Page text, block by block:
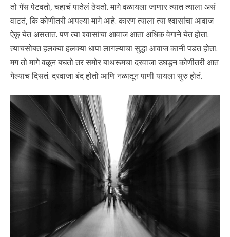
तो गॅस पेटवतो, चहाचं पातेलं ठेवतो. मागे वळायला जाणार त्यात त्याला असं
वाटतं, कि कोणीतरी आपल्या मागे आहे. कारण त्याला त्या श्वासांचा आवाज
ऐकू येत असतात. पण त्या श्वासांचा आवाज आता अधिक वेगाने येत होता.
त्याचसोबत हलक्या हलक्या धापा लागल्याचा सुद्धा आवाज कानी पडत होता.
मग तो मागे वळून बघतो तर समोर बाथरूमचा दरवाजा उघडून कोणीतरी आत
गेल्याच दिसतं. दरवाजा बंद होतो आणि नळातून पाणी यायला सुरु होतं.